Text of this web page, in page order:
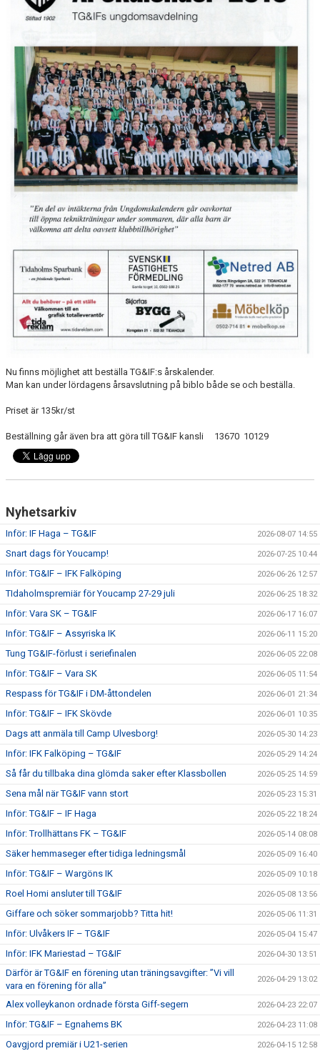
PLANSCHEMA
Nu finns möjlighet att beställa TG&IF:s årskalender.
Man kan under lördagens årsavslutning på biblo både se och beställa.
Priset är 135kr/st
Beställning går även bra att göra till TG&IF kansli 13670 10129
Nyhetsarkiv
Inför: IF Haga – TG&IF 2026-08-07 14:55
Snart dags för Youcamp! 2026-07-25 10:44
Inför: TG&IF – IFK Falköping 2026-06-26 12:57
TIdaholmspremiär för Youcamp 27-29 juli 2026-06-25 18:32
Inför: Vara SK – TG&IF 2026-06-17 16:07
Inför: TG&IF – Assyriska IK 2026-06-11 15:20
Tung TG&IF-förlust i seriefinalen 2026-06-05 22:08
Inför: TG&IF – Vara SK 2026-06-05 11:54
Respass för TG&IF i DM-åttondelen 2026-06-01 21:34
Inför: TG&IF – IFK Skövde 2026-06-01 10:35
Dags att anmäla till Camp Ulvesborg! 2026-05-30 14:23
Inför: IFK Falköping – TG&IF 2026-05-29 14:24
Så får du tillbaka dina glömda saker efter Klassbollen 2026-05-25 14:59
Sena mål när TG&IF vann stort 2026-05-23 15:31
Inför: TG&IF – IF Haga 2026-05-22 18:24
Inför: Trollhättans FK – TG&IF 2026-05-14 08:08
Säker hemmaseger efter tidiga ledningsmål 2026-05-09 16:40
Inför: TG&IF – Wargöns IK 2026-05-09 10:18
Roel Homi ansluter till TG&IF 2026-05-08 13:56
Giffare och söker sommarjobb? Titta hit! 2026-05-06 11:31
Inför: Ulvåkers IF – TG&IF 2026-05-04 15:47
Inför: IFK Mariestad – TG&IF 2026-04-30 13:51
Därför är TG&IF en förening utan träningsavgifter: ”Vi vill
vara en förening för alla”
2026-04-29 13:02
Alex volleykanon ordnade första Giff-segern 2026-04-23 22:07
Inför: TG&IF – Egnahems BK 2026-04-23 11:08
Oavgjord premiär i U21-serien 2026-04-15 12:58